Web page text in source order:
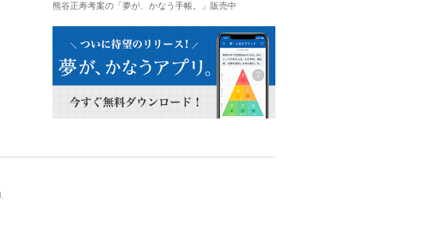
熊谷正寿考案の「夢が、かなう手帳。」販売中